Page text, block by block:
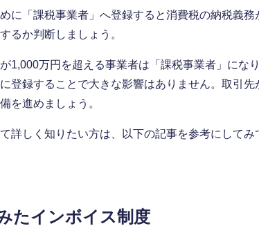
に「課税事業者」へ登録すると消費税の納税義
るか判断しましょう。
1,000万円を超える事業者は「課税事業者」にな
登録することで大きな影響はありません。取引先
を進めましょう。
詳しく知りたい方は、以下の記事を参考にしてみ
たインボイス制度